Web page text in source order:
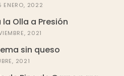
ENERO, 2022
Olla a Presión
2021
sin queso
2021